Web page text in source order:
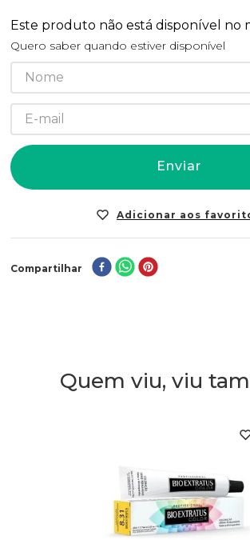
Este produto não está disponível no
Quero saber quando estiver disponível
Enviar
Compartilhar
Quem viu, viu